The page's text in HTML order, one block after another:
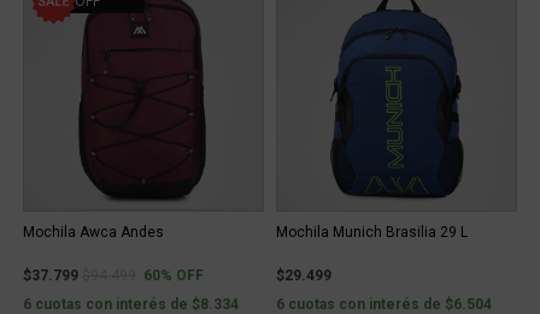
Mochila Awca Andes
$37.799 Price reduced from
to60% OFF
6 cuotas con interés de $8.334
Mochila Munich Brasilia 29 L
$29.499
6 cuotas con interés de $6.504